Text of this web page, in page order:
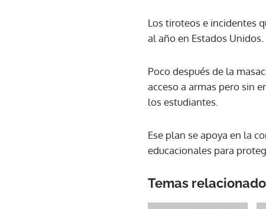
Los tiroteos e incidentes
al año en Estados Unidos.
Poco después de la
acceso a armas pero sin
los estudiantes.
Ese plan se apoya en la
educacionales para
Temas